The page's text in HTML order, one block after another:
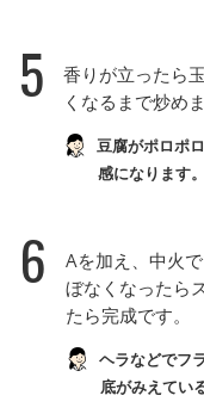
5
香りが立ったら
くなるまで炒めま
豆腐がポロポ
感になります。
6
Aを加え、中火
ぼなくなったら
たら完成です。
ヘラなどでフ
底がみえてい